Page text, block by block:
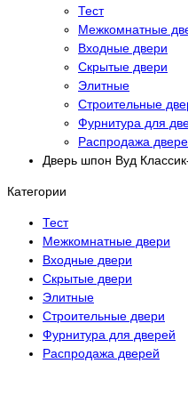
Тест
Межкомнатные
Входные двери
Скрытые двери
Элитные
Строительные
Фурнитура для
Распродажа
Дверь шпон Вуд
Категории
Тест
Межкомнатные двери
Входные двери
Скрытые двери
Элитные
Строительные двери
Фурнитура для дверей
Распродажа дверей